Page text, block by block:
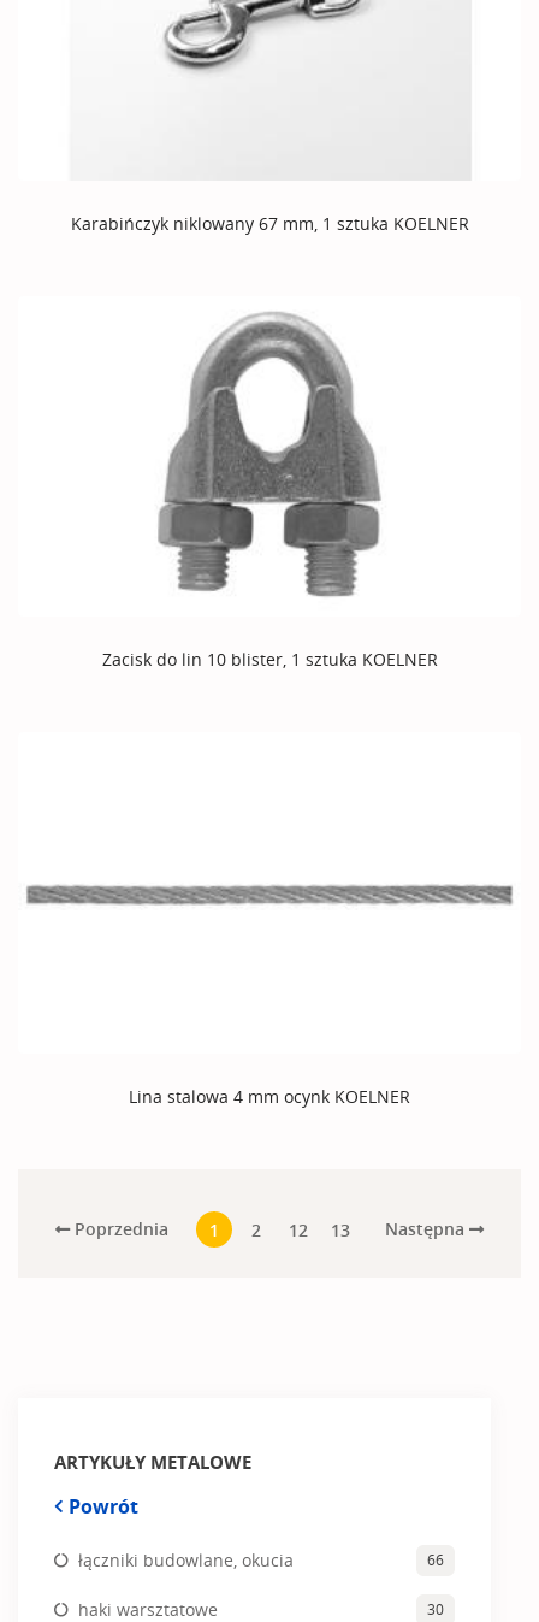
ARTYKUŁY METALOWE
Powrót
łączniki budowlane, okucia 66
haki warsztatowe 30
Karabińczyk niklowany 67 mm, 1 sztuka KOELNER
Zacisk do lin 10 blister, 1 sztuka KOELNER
Lina stalowa 4 mm ocynk KOELNER
Poprzednia 1 2 12 13 Następna